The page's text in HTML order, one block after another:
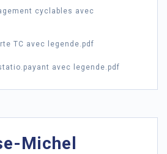
cyclables avec
TC avec legende.pdf
avec legende.pdf
Michel